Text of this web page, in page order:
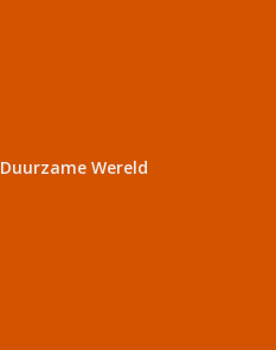
Duurzame Wereld